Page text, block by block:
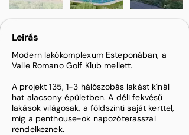
Leírás
Modern lakókomplexum Esteponában, a
Valle Romano Golf Klub mellett.
A projekt 135, 1-3 hálószobás lakást kínál
hat alacsony épületben. A déli fekvésű
lakások világosak, a földszinti saját kerttel,
míg a penthouse-ok napozóterasszal
rendelkeznek.